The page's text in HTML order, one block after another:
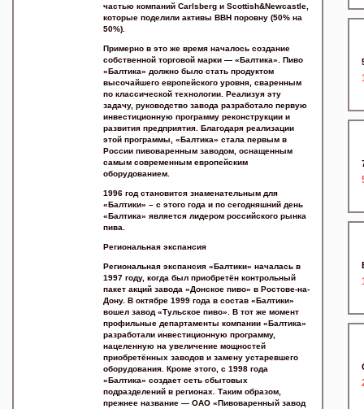
частью компаний Carlsberg и Scottish&Newcastle,
которые поделили активы BBH поровну (50% на
50%).
Примерно в это же время началось создание
собственной торговой марки — «Балтика». Пиво
«Балтика» должно было стать продуктом
высочайшего европейского уровня, сваренным
по классической технологии. Реализуя эту
задачу, руководство завода разработало первую
инвестиционную программу реконструкции и
развития предприятия. Благодаря реализации
этой программы, «Балтика» стала первым в
России пивоваренным заводом, оснащенным
самым современным европейским
оборудованием.
1996 год становится знаменательным для
«Балтики» – с этого года и по сегодняшний день
«Балтика» является лидером российского рынка
пива.
Региональная экспансия
Региональная экспансия «Балтики» началась в
1997 году, когда был приобретён контрольный
пакет акций завода «Донское пиво» в Ростове-на-
Дону. В октябре 1999 года в состав «Балтики»
вошел завод «Тульское пиво». В тот же момент
профильные департаменты компании «Балтика»
разработали инвестиционную программу,
нацеленную на увеличение мощностей
приобретённых заводов и замену устаревшего
оборудования. Кроме этого, с 1998 года
«Балтика» создает сеть сбытовых
подразделений в регионах. Таким образом,
прежнее название — ОАО «Пивоваренный завод